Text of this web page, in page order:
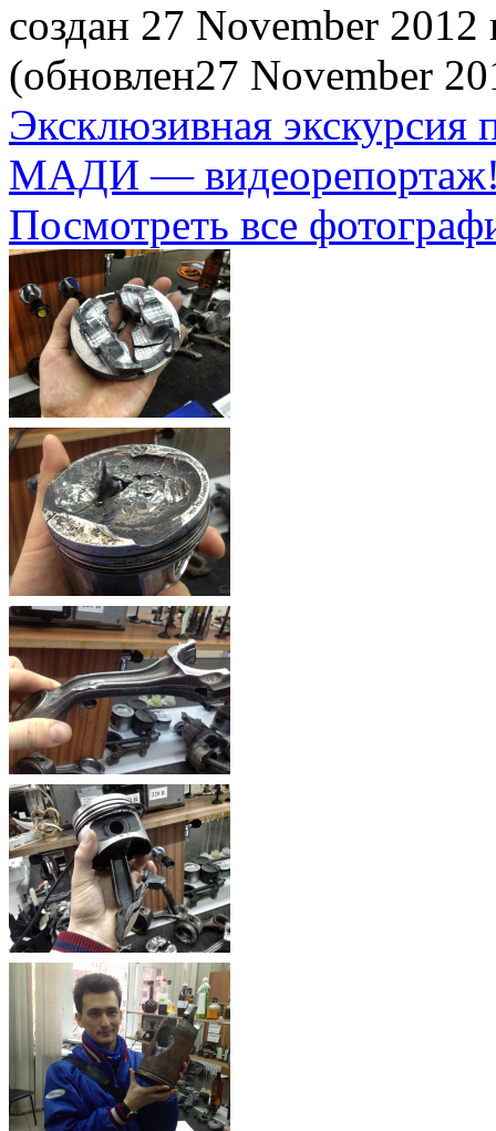
создан 27 November 2012
(обновлен27 November
Эксклюзивная экскурсия
МАДИ —
Посмотреть все